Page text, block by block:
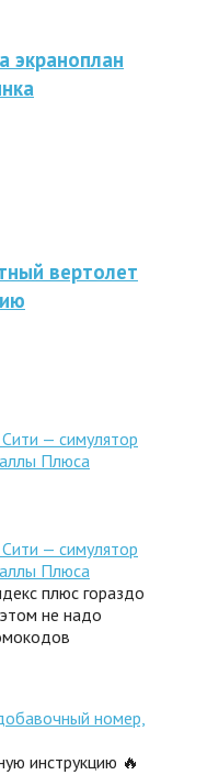
экраноплан
вертолет
— симулятор
Плюса
— симулятор
Плюса
плюс гораздо
не надо
номер,
инструкцию 🔥